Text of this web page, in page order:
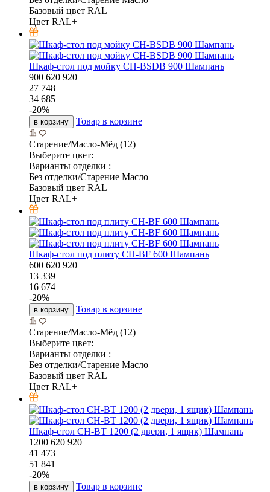
Базовый цвет RAL
Цвет RAL+
Шкаф-стол под мойку CH-BSDB 900 Шампань
900 620 920
27 748
34 685
-20%
в корзину Товар в корзине
Старение/Масло-Мёд (12)
Выберите цвет:
Варианты отделки :
Без отделки/Старение Масло
Базовый цвет RAL
Цвет RAL+
Шкаф-стол под плиту CH-BF 600 Шампань
600 620 920
13 339
16 674
-20%
в корзину Товар в корзине
Старение/Масло-Мёд (12)
Выберите цвет:
Варианты отделки :
Без отделки/Старение Масло
Базовый цвет RAL
Цвет RAL+
Шкаф-стол CH-BT 1200 (2 двери, 1 ящик) Шампань
1200 620 920
41 473
51 841
-20%
в корзину Товар в корзине